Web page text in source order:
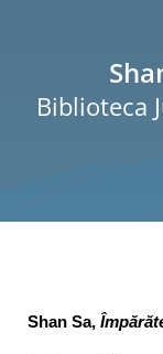
Biblioteca
Shan Sa,